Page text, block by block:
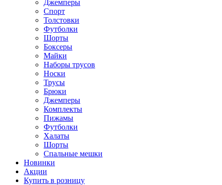
Джемперы
Спорт
Толстовки
Футболки
Шорты
Боксеры
Майки
Наборы трусов
Носки
Трусы
Брюки
Джемперы
Комплекты
Пижамы
Футболки
Халаты
Шорты
Спальные мешки
Новинки
Акции
Купить в розницу